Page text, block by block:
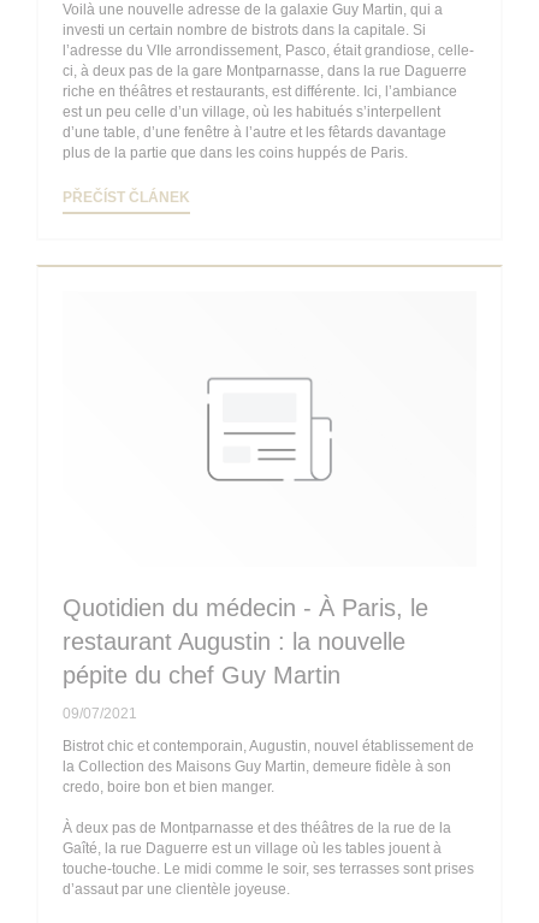
Voilà une nouvelle adresse de la galaxie Guy Martin, qui a
investi un certain nombre de bistrots dans la capitale. Si
l’adresse du VIIe arrondissement, Pasco, était grandiose, celle-
ci, à deux pas de la gare Montparnasse, dans la rue Daguerre
riche en théâtres et restaurants, est différente. Ici, l’ambiance
est un peu celle d’un village, où les habitués s’interpellent
d’une table, d’une fenêtre à l’autre et les fêtards davantage
plus de la partie que dans les coins huppés de Paris.
PŘEČÍST ČLÁNEK
Quotidien du médecin - À Paris, le
restaurant Augustin : la nouvelle
pépite du chef Guy Martin
09/07/2021
Bistrot chic et contemporain, Augustin, nouvel établissement de
la Collection des Maisons Guy Martin, demeure fidèle à son
credo, boire bon et bien manger.
À deux pas de Montparnasse et des théâtres de la rue de la
Gaîté, la rue Daguerre est un village où les tables jouent à
touche-touche. Le midi comme le soir, ses terrasses sont prises
d’assaut par une clientèle joyeuse.